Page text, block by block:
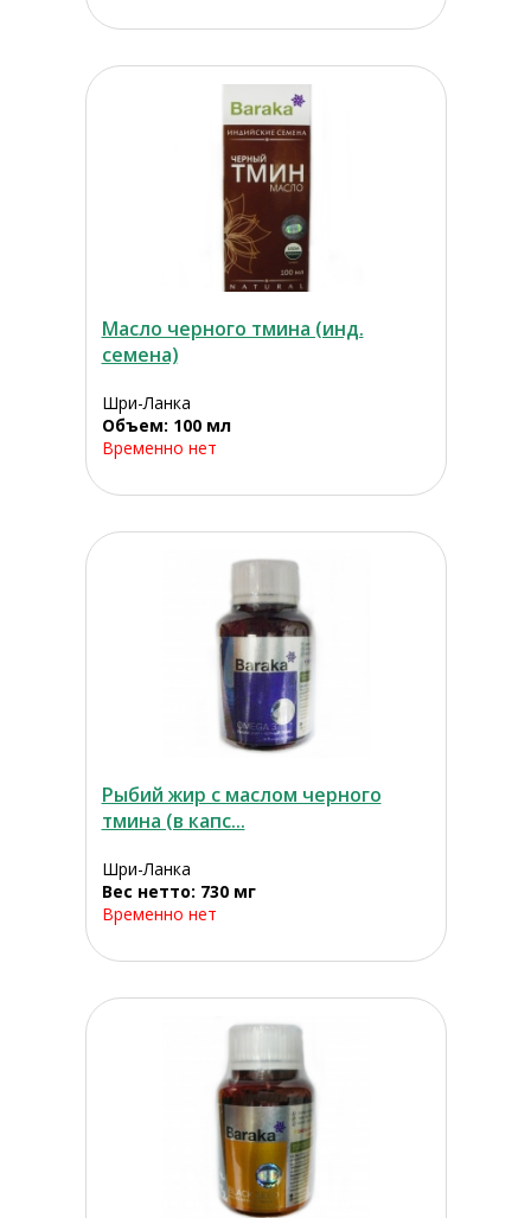
Масло черного тмина (инд.
семена)
Шри-Ланка
Объем: 100 мл
Временно нет
Рыбий жир с маслом черного
тмина (в капс...
Шри-Ланка
Вес нетто: 730 мг
Временно нет